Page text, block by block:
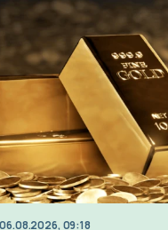
06.08.2026, 09:18